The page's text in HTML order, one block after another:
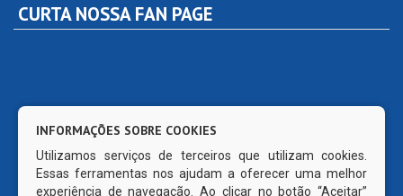
CURTA NOSSA FAN PAGE
INFORMAÇÕES SOBRE COOKIES
Utilizamos serviços de terceiros que utilizam cookies.
Essas ferramentas nos ajudam a oferecer uma melhor
experiência de navegação. Ao clicar no botão “Aceitar”